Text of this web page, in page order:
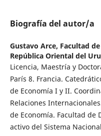
Biografía del autor/a
Gustavo Arce, Facultad
República Oriental del
Licencia, Maestría y
París 8. Francia.
de Economía I y II.
Relaciones
de Economía. Facultad de
activo del Sistema